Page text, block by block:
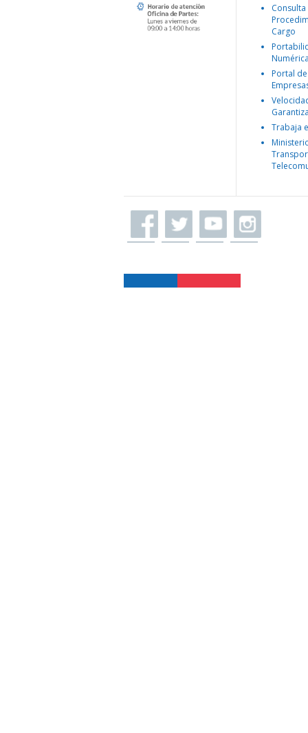
Consulta
Cargo
Portal
Trabaja